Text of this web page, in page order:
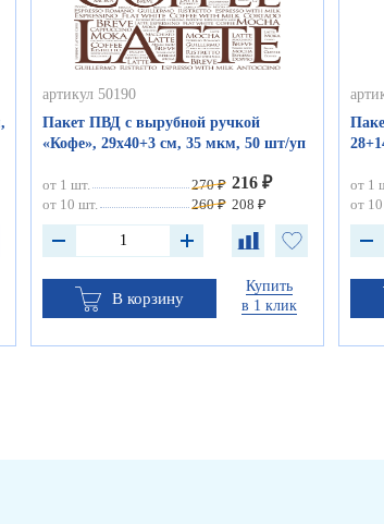
артикул 50190
Пакет ПВД с вырубной ручкой
«Кофе», 29х40+3 см, 35 мкм, 50 шт/уп
от 1 шт. 270 ₽ 216 ₽
от 10 шт. 260 ₽ 208 ₽
В корзину
Купить
в 1 клик
от 1
от